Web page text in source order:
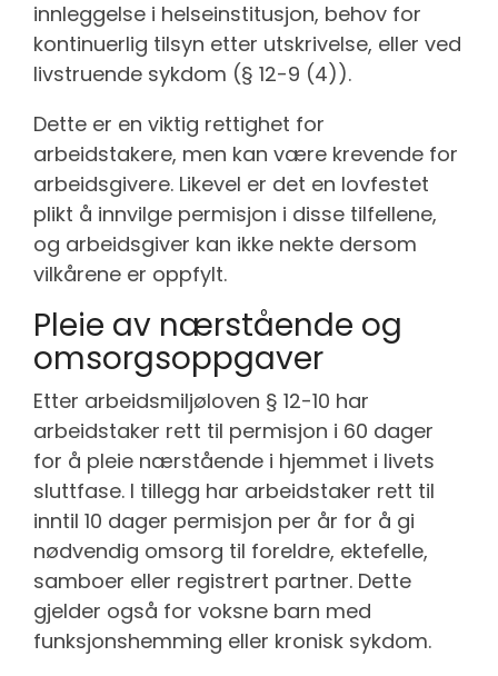
innleggelse i helseinstitusjon, behov for
kontinuerlig tilsyn etter utskrivelse, eller ved
livstruende sykdom (§ 12-9 (4)).
Dette er en viktig rettighet for
arbeidstakere, men kan være krevende for
arbeidsgivere. Likevel er det en lovfestet
plikt å innvilge permisjon i disse tilfellene,
og arbeidsgiver kan ikke nekte dersom
vilkårene er oppfylt.
Pleie av nærstående og
omsorgsoppgaver
Etter arbeidsmiljøloven § 12-10 har
arbeidstaker rett til permisjon i 60 dager
for å pleie nærstående i hjemmet i livets
sluttfase. I tillegg har arbeidstaker rett til
inntil 10 dager permisjon per år for å gi
nødvendig omsorg til foreldre, ektefelle,
samboer eller registrert partner. Dette
gjelder også for voksne barn med
funksjonshemming eller kronisk sykdom.